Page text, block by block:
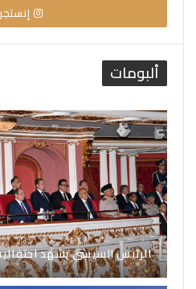
ألبومات
الرئيس السيسي يشهد